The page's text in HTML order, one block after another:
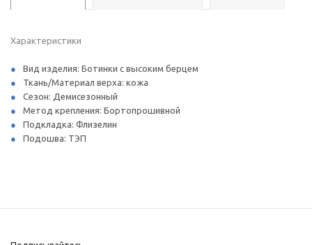
Характеристики
Вид изделия: Ботинки с высоким берцем
Ткань/Материал верха: кожа
Сезон: Демисезонный
Метод крепления: Бортопрошивной
Подкладка: Флизелин
Подошва: ТЭП